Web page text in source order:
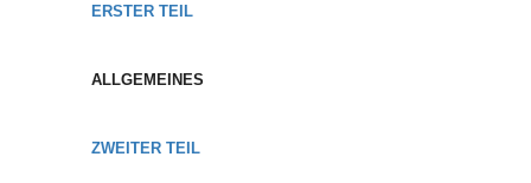
ERSTER TEIL
ALLGEMEINES
ZWEITER TEIL